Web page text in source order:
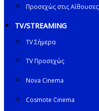
Προσεχώς στις Αίθουσες
TV/STREAMING
TV Σήμερα
TV Προσεχώς
Nova Cinema
Cosmote Cinema